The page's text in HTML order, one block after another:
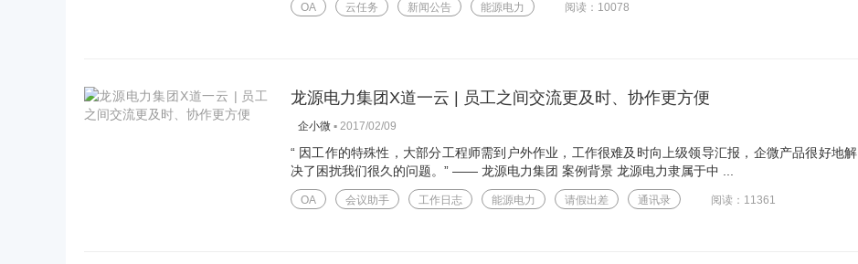
OA 云任务 新闻公告 能源电力 阅读：10078
龙源电力集团X道一云 | 员工之间交流更及时、协作更方便
企小微 ▪ 2017/02/09
“ 因工作的特殊性，大部分工程师需到户外作业，工作很难及时向上级领导汇报，企微产品很好地解
决了困扰我们很久的问题。” —— 龙源电力集团 案例背景 龙源电力隶属于中 ...
OA 会议助手 工作日志 能源电力 请假出差 通讯录 阅读：11361